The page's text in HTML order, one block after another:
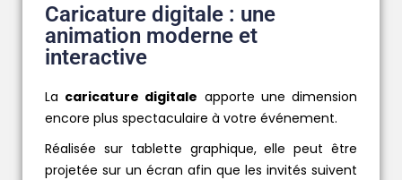
Caricature digitale : une
animation moderne et
interactive
La caricature digitale apporte une dimension
encore plus spectaculaire à votre événement.
Réalisée sur tablette graphique, elle peut être
projetée sur un écran afin que les invités suivent